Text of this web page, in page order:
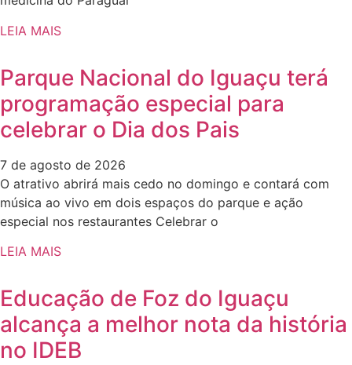
LEIA MAIS
Parque Nacional do Iguaçu terá
programação especial para
celebrar o Dia dos Pais
7 de agosto de 2026
O atrativo abrirá mais cedo no domingo e contará com
música ao vivo em dois espaços do parque e ação
especial nos restaurantes Celebrar o
LEIA MAIS
Educação de Foz do Iguaçu
alcança a melhor nota da história
no IDEB